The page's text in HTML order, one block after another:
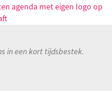
agenda met eigen logo op
in een kort tijdsbestek.